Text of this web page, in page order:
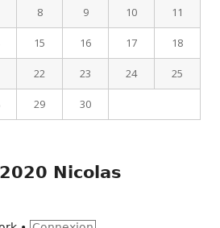
8 9 10 11
15 16 17 18
22 23 24 25
29
30
Nicolas